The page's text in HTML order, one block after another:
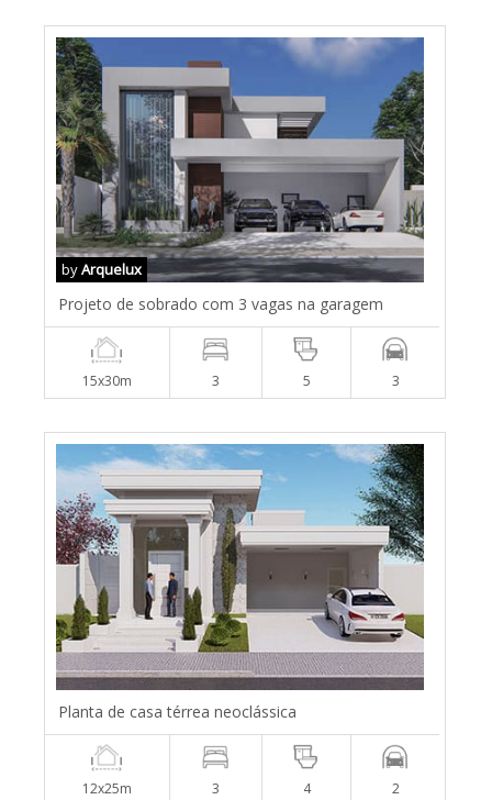
byArquelux
Projeto de sobrado com 3 vagas na garagem
15x30m 3 5 3
Planta de casa térrea neoclássica
12x25m 3 4 2